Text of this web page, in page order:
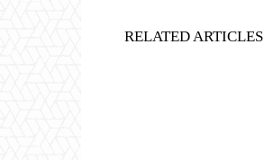
RELATED ARTICLES